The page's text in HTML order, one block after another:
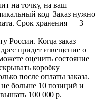
на точку, на ваш
код. Заказ нужно
Срок хранения — 3
России. Когда заказ
придет извещение о
оценить состояние
коробку
после оплаты заказа.
больше 10 позиций и
100 000 р.